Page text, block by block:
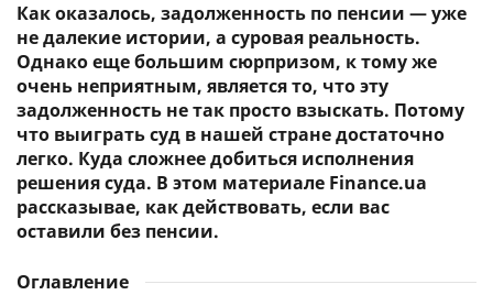
Как оказалось, задолженность по пенсии — уже
не далекие истории, а суровая реальность.
Однако еще большим сюрпризом, к тому же
очень неприятным, является то, что эту
задолженность не так просто взыскать. Потому
что выиграть суд в нашей стране достаточно
легко. Куда сложнее добиться исполнения
решения суда. В этом материале Finance.ua
рассказывае, как действовать, если вас
оставили без пенсии.
Оглавление